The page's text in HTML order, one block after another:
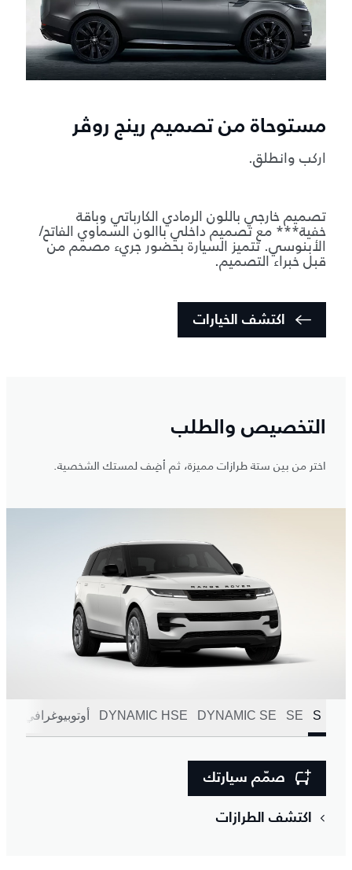
مستوحاة من تصميم رينج روڤر
اركب وانطلق.
تصميم خارجي باللون الرمادي الكارباتي وباقة
خفية*** مع تصميم داخلي باالون السماوي الفاتح/
الأبنوسي. تتميز السيارة بحضور جريء مصمم من
قبل خبراء التصميم.
اكتشف الخيارات
التخصيص والطلب
اختر من بين ستة طرازات مميزة، ثم أضِف لمستك الشخصية.
S
SE
DYNAMIC SE
DYNAMIC HSE أوتوبيوغرافي
صمّم سيارتك
اكتشف الطرازات